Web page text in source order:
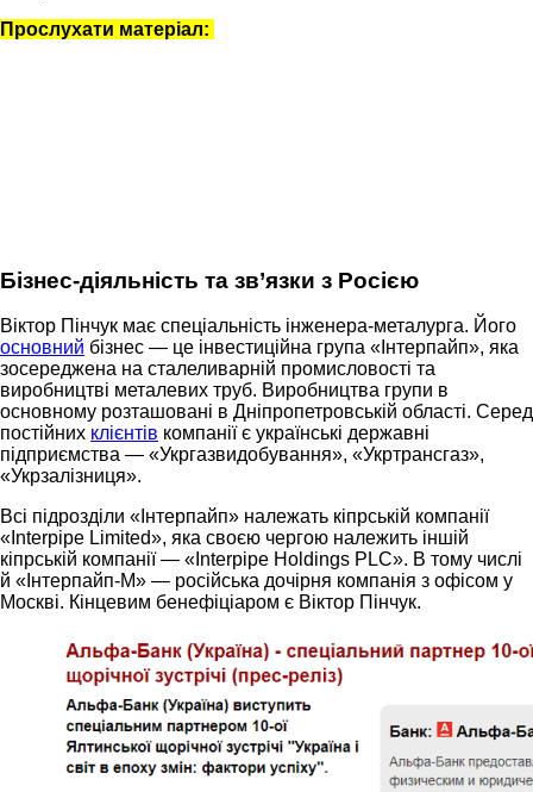
Прослухати матеріал:
Бізнес-діяльність та зв’язки з Росією
Віктор Пінчук має спеціальність інженера-металурга. Його
основний бізнес — це інвестиційна група «Інтерпайп», яка
зосереджена на сталеливарній промисловості та
виробництві металевих труб. Виробництва групи в
основному розташовані в Дніпропетровській області. Серед
постійних клієнтів компанії є українські державні
підприємства — «Укргазвидобування», «Укртрансгаз»,
«Укрзалізниця».
Всі підрозділи «Інтерпайп» належать кіпрській компанії
«Interpipe Limited», яка своєю чергою належить іншій
кіпрській компанії — «Interpipe Holdings PLC». В тому числі
й «Інтерпайп-М» — російська дочірня компанія з офісом у
Москві. Кінцевим бенефіціаром є Віктор Пінчук.